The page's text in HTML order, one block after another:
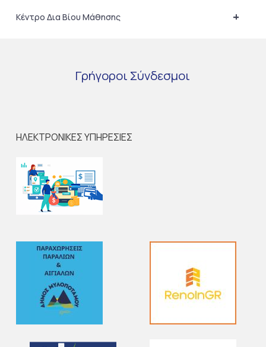
+
Κέντρο Δια Βίου Μάθησης
Γρήγοροι Σύνδεσμοι
ΗΛΕΚΤΡΟΝΙΚΕΣ ΥΠΗΡΕΣΙΕΣ